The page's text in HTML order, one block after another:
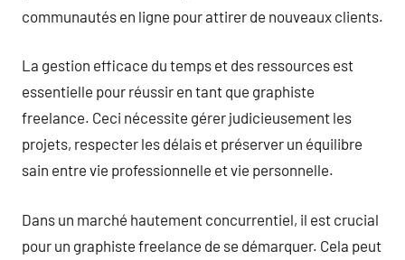
communautés en ligne pour attirer de nouveaux clients.
La gestion efficace du temps et des ressources est
essentielle pour réussir en tant que graphiste
freelance. Ceci nécessite gérer judicieusement les
projets, respecter les délais et préserver un équilibre
sain entre vie professionnelle et vie personnelle.
Dans un marché hautement concurrentiel, il est crucial
pour un graphiste freelance de se démarquer. Cela peut